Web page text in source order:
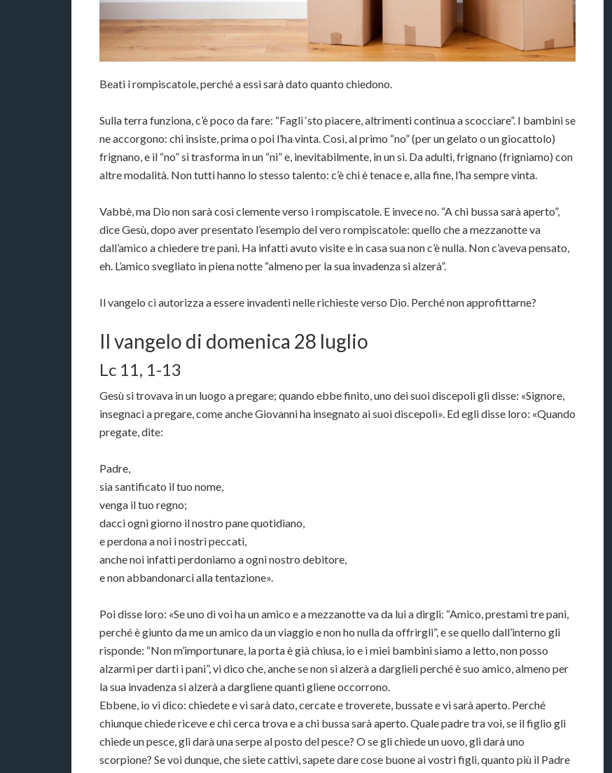
Beati i rompiscatole, perché a essi sarà dato quanto chiedono.
Sulla terra funziona, c’è poco da fare: “Fagli ‘sto piacere, altrimenti continua a scocciare”. I bambini se
ne accorgono: chi insiste, prima o poi l’ha vinta. Così, al primo “no” (per un gelato o un giocattolo)
frignano, e il “no” si trasforma in un “ni” e, inevitabilmente, in un sì. Da adulti, frignano (frigniamo) con
altre modalità. Non tutti hanno lo stesso talento: c’è chi è tenace e, alla fine, l’ha sempre vinta.
Vabbè, ma Dio non sarà così clemente verso i rompiscatole. E invece no. “A chi bussa sarà aperto”,
dice Gesù, dopo aver presentato l’esempio del vero rompiscatole: quello che a mezzanotte va
dall’amico a chiedere tre pani. Ha infatti avuto visite e in casa sua non c’è nulla. Non c’aveva pensato,
eh. L’amico svegliato in piena notte “almeno per la sua invadenza si alzerà”.
Il vangelo ci autorizza a essere invadenti nelle richieste verso Dio. Perché non approfittarne?
Il vangelo di domenica 28 luglio
Lc 11, 1-13
Gesù si trovava in un luogo a pregare; quando ebbe finito, uno dei suoi discepoli gli disse: «Signore,
insegnaci a pregare, come anche Giovanni ha insegnato ai suoi discepoli». Ed egli disse loro: «Quando
pregate, dite:
Padre,
sia santificato il tuo nome,
venga il tuo regno;
dacci ogni giorno il nostro pane quotidiano,
e perdona a noi i nostri peccati,
anche noi infatti perdoniamo a ogni nostro debitore,
e non abbandonarci alla tentazione».
Poi disse loro: «Se uno di voi ha un amico e a mezzanotte va da lui a dirgli: “Amico, prestami tre pani,
perché è giunto da me un amico da un viaggio e non ho nulla da offrirgli”, e se quello dall’interno gli
risponde: “Non m’im­portunare, la porta è già chiusa, io e i miei bambini siamo a letto, non posso
alzarmi per darti i pani”, vi dico che, anche se non si alzerà a darglieli perché è suo amico, almeno per
la sua invadenza si alzerà a dargliene quanti gliene occorrono.
Ebbene, io vi dico: chiedete e vi sarà dato, cercate e troverete, bussate e vi sarà aperto. Perché
chiunque chiede riceve e chi cerca trova e a chi bussa sarà aperto. Quale padre tra voi, se il figlio gli
chiede un pesce, gli darà una serpe al posto del pesce? O se gli chiede un uovo, gli darà uno
scorpione? Se voi dunque, che siete cattivi, sapete dare cose buone ai vostri figli, quanto più il Padre